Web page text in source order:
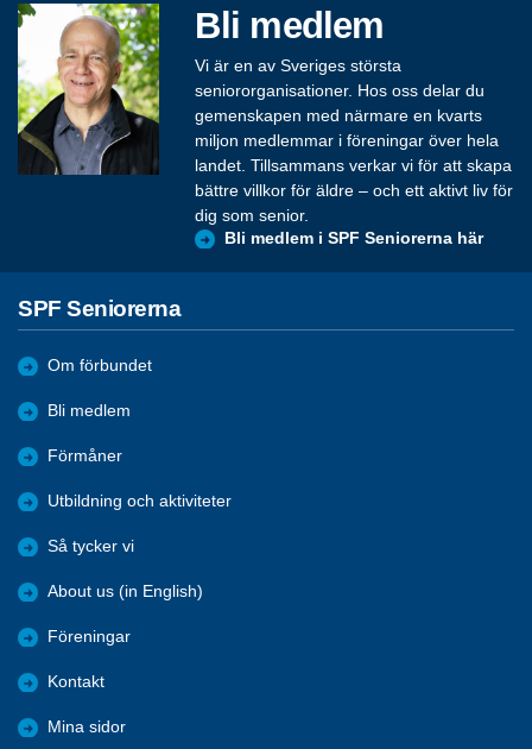
Bli medlem
Vi är en av Sveriges största
seniororganisationer. Hos oss delar du
gemenskapen med närmare en kvarts
miljon medlemmar i föreningar över hela
landet. Tillsammans verkar vi för att skapa
bättre villkor för äldre – och ett aktivt liv för
dig som senior.
Bli medlem i SPF Seniorerna här
SPF Seniorerna
Om förbundet
Bli medlem
Förmåner
Utbildning och aktiviteter
Så tycker vi
About us (in English)
Föreningar
Kontakt
Mina sidor